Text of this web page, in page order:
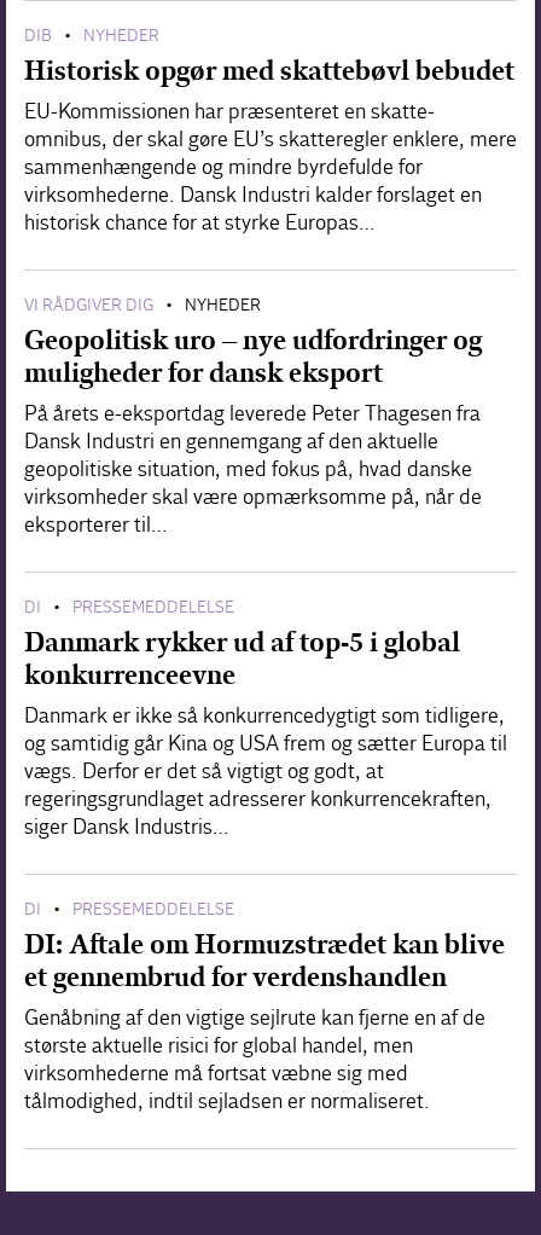
DIB • NYHEDER
Historisk opgør med skattebøvl bebudet
EU-Kommissionen har præsenteret en skatte-
omnibus, der skal gøre EU’s skatteregler enklere, mere
sammenhængende og mindre byrdefulde for
virksomhederne. Dansk Industri kalder forslaget en
historisk chance for at styrke Europas…
VI RÅDGIVER DIG • NYHEDER
Geopolitisk uro – nye udfordringer og
muligheder for dansk eksport
På årets e-eksportdag leverede Peter Thagesen fra
Dansk Industri en gennemgang af den aktuelle
geopolitiske situation, med fokus på, hvad danske
virksomheder skal være opmærksomme på, når de
eksporterer til…
DI • PRESSEMEDDELELSE
Danmark rykker ud af top-5 i global
konkurrenceevne
Danmark er ikke så konkurrencedygtigt som tidligere,
og samtidig går Kina og USA frem og sætter Europa til
vægs. Derfor er det så vigtigt og godt, at
regeringsgrundlaget adresserer konkurrencekraften,
siger Dansk Industris…
DI • PRESSEMEDDELELSE
DI: Aftale om Hormuzstrædet kan blive
et gennembrud for verdenshandlen
Genåbning af den vigtige sejlrute kan fjerne en af de
største aktuelle risici for global handel, men
virksomhederne må fortsat væbne sig med
tålmodighed, indtil sejladsen er normaliseret.